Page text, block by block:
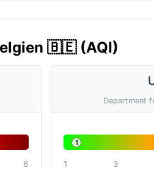
🇧🇪 (AQI)
6
Department
1
1 3